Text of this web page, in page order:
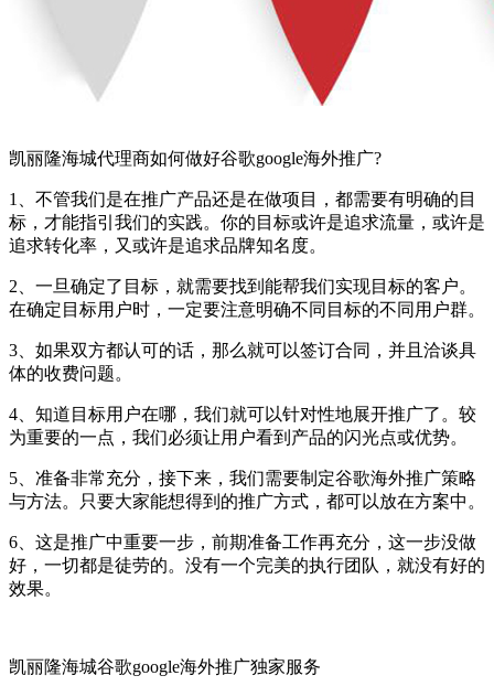
凯丽隆海城代理商如何做好谷歌google海外推广?
1、不管我们是在推广产品还是在做项目，都需要有明确的目
标，才能指引我们的实践。你的目标或许是追求流量，或许是
追求转化率，又或许是追求品牌知名度。
2、一旦确定了目标，就需要找到能帮我们实现目标的客户。
在确定目标用户时，一定要注意明确不同目标的不同用户群。
3、如果双方都认可的话，那么就可以签订合同，并且洽谈具
体的收费问题。
4、知道目标用户在哪，我们就可以针对性地展开推广了。较
为重要的一点，我们必须让用户看到产品的闪光点或优势。
5、准备非常充分，接下来，我们需要制定谷歌海外推广策略
与方法。只要大家能想得到的推广方式，都可以放在方案中。
6、这是推广中重要一步，前期准备工作再充分，这一步没做
好，一切都是徒劳的。没有一个完美的执行团队，就没有好的
效果。
凯丽隆海城谷歌google海外推广独家服务